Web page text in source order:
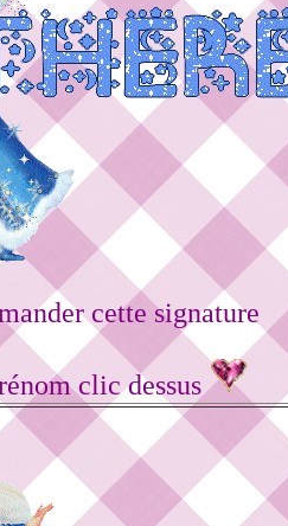
cette signature
clic dessus